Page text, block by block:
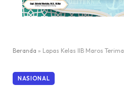
Beranda » Lapas Kelas IIB Maros Terima 5 CPNS
NASIONAL